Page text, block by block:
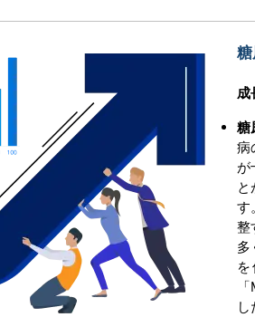
成
糖
病
が
す
整
多